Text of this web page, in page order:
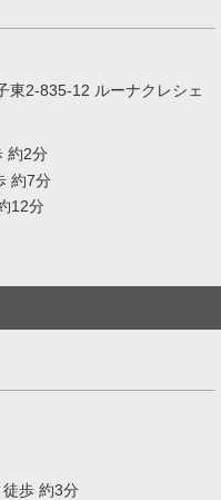
東2-835-12 ルーナクレシェ
約2分
約7分
12分
歩 約3分